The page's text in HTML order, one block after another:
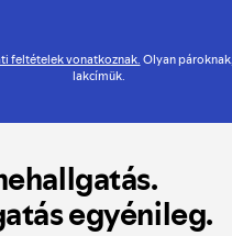
feltételek vonatkoznak. Olyan
lakcímük.
egyénileg.